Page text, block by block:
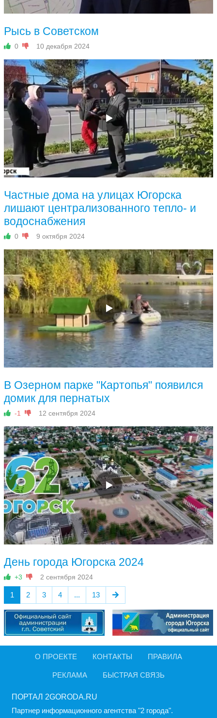
Рысь в Советском
0 10 декабря 2024
Частные дома на улицах Югорска
лишают централизованного тепло- и
водоснабжения
0 9 октября 2024
В Озерном парке "Картопья" появился
домик для пернатых
-1 12 сентября 2024
День города Югорска 2024
+3 2 сентября 2024
1 2 3 4 ... 13
О ПРОЕКТЕ КОНТАКТЫ ПРАВИЛА
РЕКЛАМА БЫСТРАЯ СВЯЗЬ
ПОРТАЛ 2GORODA.RU
Партнер информационного агентства "2 города".